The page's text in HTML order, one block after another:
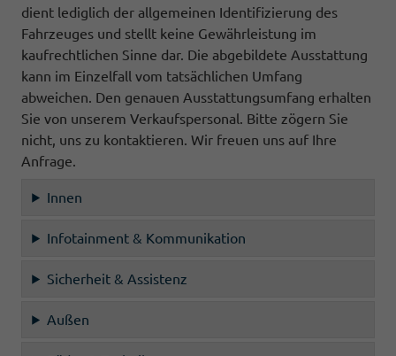
dient lediglich der allgemeinen Identifizierung des
Fahrzeuges und stellt keine Gewährleistung im
kaufrechtlichen Sinne dar. Die abgebildete Ausstattung
kann im Einzelfall vom tatsächlichen Umfang
abweichen. Den genauen Ausstattungsumfang erhalten
Sie von unserem Verkaufspersonal. Bitte zögern Sie
nicht, uns zu kontaktieren. Wir freuen uns auf Ihre
Anfrage.
Innen
Infotainment & Kommunikation
Sicherheit & Assistenz
Außen